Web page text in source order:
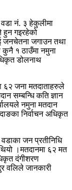
वडा नं. ३ हेकुलीमा
हुन गइरहेको
जनचेतना जगाउन तथा
१ ठाउँमा नमुना
डोलनाथ
६२ जना मतदाताहरुले
सम्बन्धि कति ज्ञान
नमुना मतदान
निर्वाचन अधिकृत
वडाका जन प्रतीनिधि
थियो ।मतदानमा ६२ मत
दंगीशरण
वलिले जानकारी